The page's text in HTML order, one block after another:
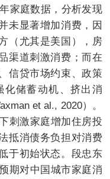
家庭数据，分析发现
未显著增加消费，因
（尤其是美国），房
渠道刺激消费；而在
信贷市场约束、政策
化储蓄动机、挤出消
et al., 2020）。
刺激家庭增加住房投
抵消债务负担对消费
于初始状态。段忠东
期对中国城市家庭消